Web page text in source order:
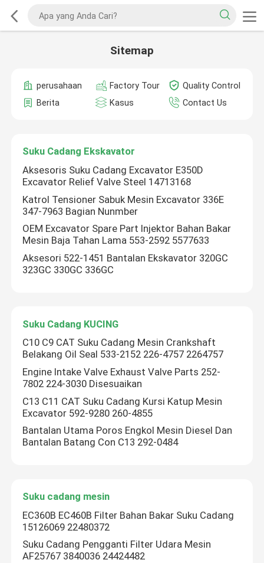
Sitemap
perusahaan Factory Tour
Quality Control
Berita
Kasus Contact Us
Suku Cadang Ekskavator
Aksesoris Suku Cadang Excavator E350D
Excavator Relief Valve Steel 14713168
Katrol Tensioner Sabuk Mesin Excavator 336E
347-7963 Bagian Nunmber
OEM Excavator Spare Part Injektor Bahan Bakar
Mesin Baja Tahan Lama 553-2592 5577633
Aksesori 522-1451 Bantalan Ekskavator 320GC
323GC 330GC 336GC
Suku Cadang KUCING
C10 C9 CAT Suku Cadang Mesin Crankshaft
Belakang Oil Seal 533-2152 226-4757 2264757
Engine Intake Valve Exhaust Valve Parts 252-
7802 224-3030 Disesuaikan
C13 C11 CAT Suku Cadang Kursi Katup Mesin
Excavator 592-9280 260-4855
Bantalan Utama Poros Engkol Mesin Diesel Dan
Bantalan Batang Con C13 292-0484
Suku cadang mesin
EC360B EC460B Filter Bahan Bakar Suku Cadang
15126069 22480372
Suku Cadang Pengganti Filter Udara Mesin
AF25767 3840036 24424482